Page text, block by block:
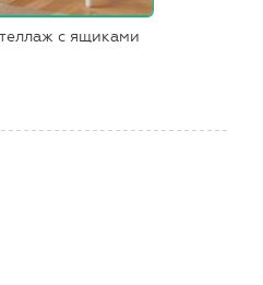
с ящиками